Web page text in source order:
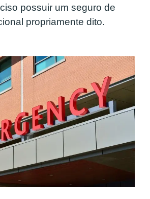
possuir um seguro de
propriamente dito.